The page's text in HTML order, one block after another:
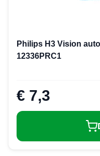
Philips H3 Vision
12336PRC1
€ 7,3